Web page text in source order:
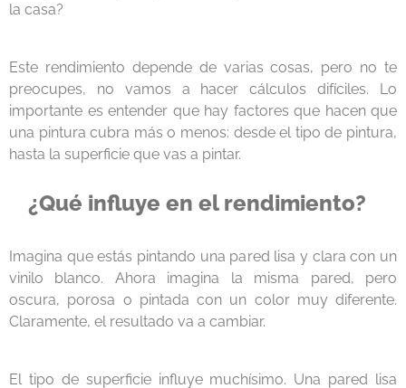
la casa?
Este rendimiento depende de varias cosas, pero no te
preocupes, no vamos a hacer cálculos difíciles. Lo
importante es entender que hay factores que hacen que
una pintura cubra más o menos: desde el tipo de pintura,
hasta la superficie que vas a pintar.
¿Qué influye en el rendimiento?
Imagina que estás pintando una pared lisa y clara con un
vinilo blanco. Ahora imagina la misma pared, pero
oscura, porosa o pintada con un color muy diferente.
Claramente, el resultado va a cambiar.
El tipo de superficie influye muchísimo. Una pared lisa